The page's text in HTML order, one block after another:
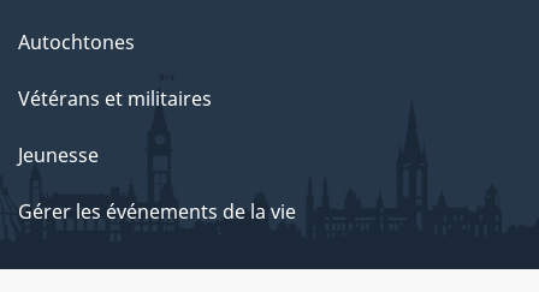
Autochtones
Vétérans et militaires
Jeunesse
Gérer les événements de la vie